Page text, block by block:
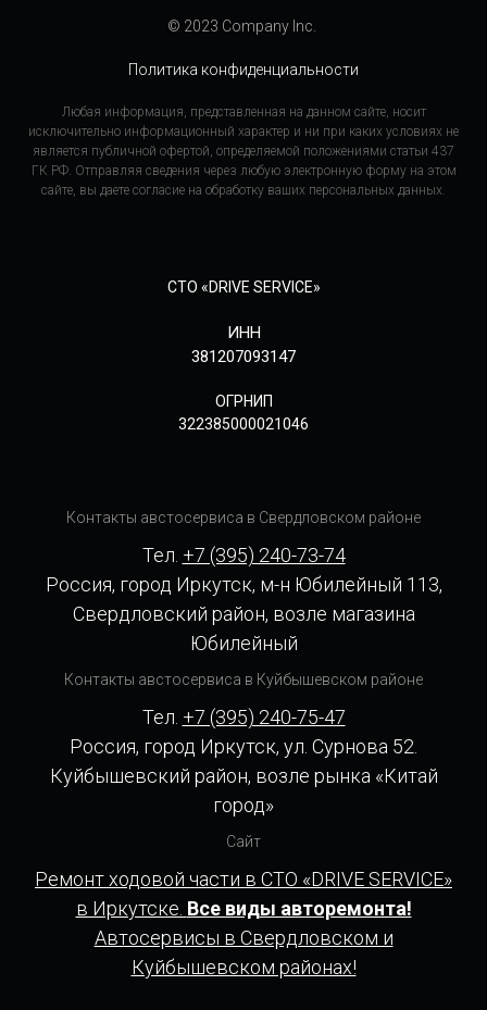
© 2023 Company Inc.
Политика конфиденциальности
Любая информация, представленная на данном сайте, носит
исключительно информационный характер и ни при каких условиях не
является публичной офертой, определяемой положениями статьи 437
ГК РФ. Отправляя сведения через любую электронную форму на этом
сайте, вы даете согласие на обработку ваших персональных данных.
СТО «DRIVE SERVICE»
ИНН
381207093147
ОГРНИП
322385000021046
Контакты австосервиса в Свердловском районе
Тел. +7 (395) 240-73-74
Россия, город Иркутск, м-н Юбилейный 113,
Свердловский район, возле магазина
Юбилейный
Контакты австосервиса в Куйбышевском районе
Тел. +7 (395) 240-75-47
Россия, город Иркутск, ул. Сурнова 52.
Куйбышевский район, возле рынка «Китай
город»
Сайт
Ремонт ходовой части в СТО «DRIVE SERVICE»
в Иркутске. Все виды авторемонта!
Автосервисы в Свердловском и
Куйбышевском районах!